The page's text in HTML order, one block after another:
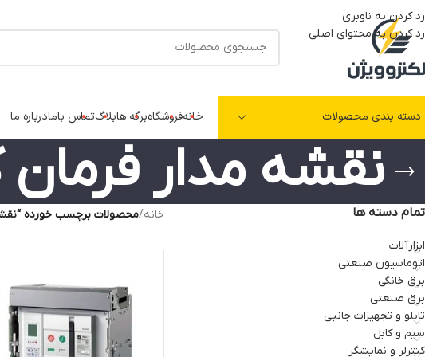
رد کردن به ناوبری
رد کردن به محتوای اصلی
دسته بندی محصولات خانهفروشگاهبرگه هابلاگتماس بامادرباره ما
نقشه مدار
تمام دسته ها
ابزارآلات
اتوماسیون صنعتی
برق خانگی
برق صنعتی
تابلو و تجهیزات جانبی
سیم و کابل
کنترلر و نمایشگر
خانه/محصولات برچسب خورده